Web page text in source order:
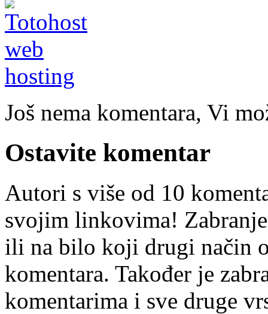
Još nema komentara, Vi
Ostavite komentar
Autori s više od 10
svojim linkovima!
ili na bilo koji drugi način
komentara. Također je
komentarima i sve druge